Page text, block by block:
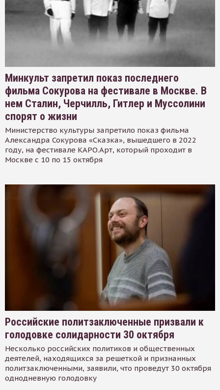
Минкульт запретил показ последнего
фильма Сокурова на фестивале в Москве. В
нем Сталин, Черчилль, Гитлер и Муссолини
спорят о жизни
Министерство культуры запретило показ фильма
Александра Сокурова «Сказка», вышедшего в 2022
году, на фестивале КАРО.Арт, который проходит в
Москве с 10 по 15 октября
Российские политзаключенные призвали к
голодовке солидарности 30 октября
Несколько российских политиков и общественных
деятелей, находящихся за решеткой и признанных
политзаключенными, заявили, что проведут 30 октября
однодневную голодовку